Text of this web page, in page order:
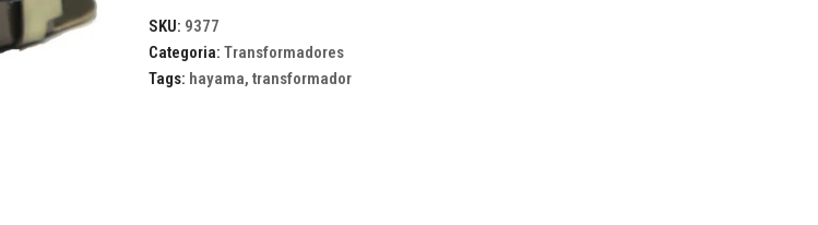
16/4
-
16+16V,
SKU: 9377
Categoria: Transformadores
Tags: hayama, transformador